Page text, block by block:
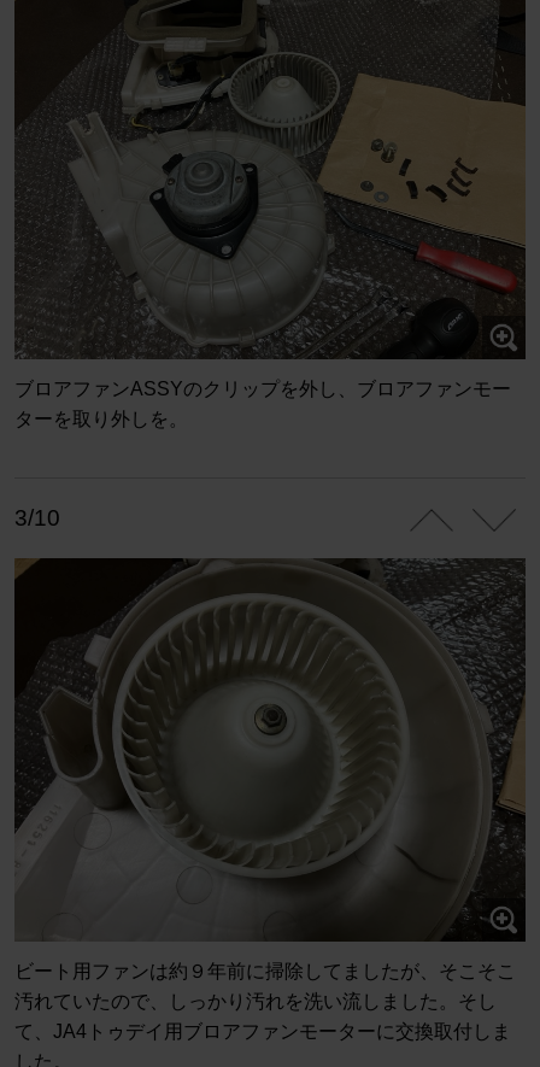
ブロアファンASSYのクリップを外し、ブロアファンモー
ターを取り外しを。
3/10
ビート用ファンは約９年前に掃除してましたが、そこそこ
汚れていたので、しっかり汚れを洗い流しました。そし
て、JA4トゥデイ用ブロアファンモーターに交換取付しま
した。